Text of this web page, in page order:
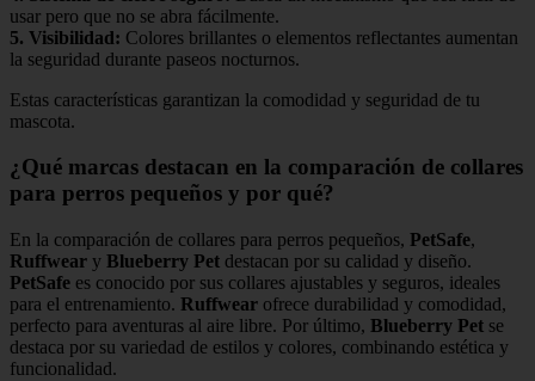
usar pero que no se abra fácilmente.
5. Visibilidad: Colores brillantes o elementos reflectantes aumentan
la seguridad durante paseos nocturnos.
Estas características garantizan la comodidad y seguridad de tu
mascota.
¿Qué marcas destacan en la comparación de collares
para perros pequeños y por qué?
En la comparación de collares para perros pequeños, PetSafe,
Ruffwear y Blueberry Pet destacan por su calidad y diseño.
PetSafe es conocido por sus collares ajustables y seguros, ideales
para el entrenamiento. Ruffwear ofrece durabilidad y comodidad,
perfecto para aventuras al aire libre. Por último, Blueberry Pet se
destaca por su variedad de estilos y colores, combinando estética y
funcionalidad.